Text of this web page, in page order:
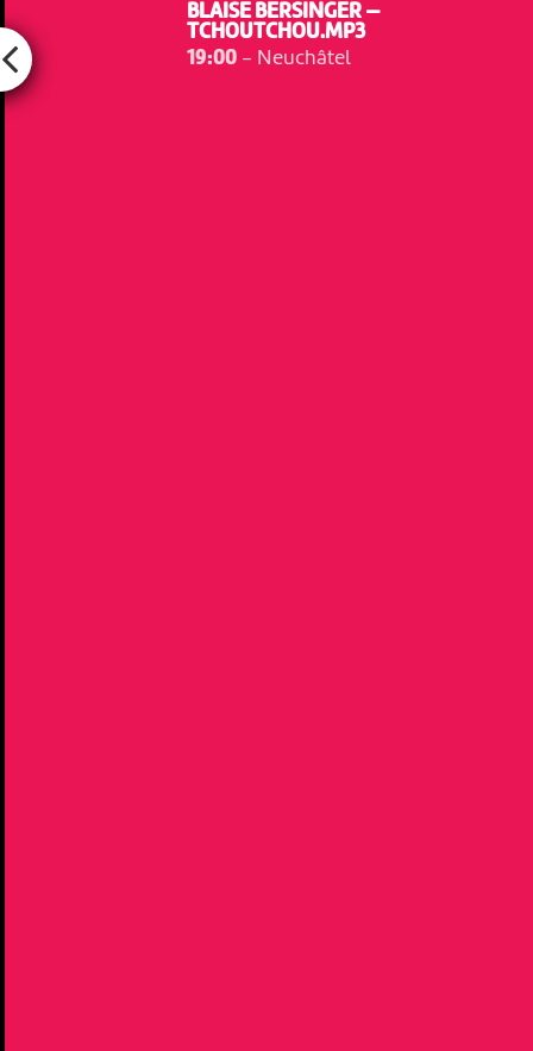
BLAISE BERSINGER —
TCHOUTCHOU.MP3
19:00- Neuchâtel